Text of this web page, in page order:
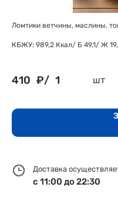
Ломтики ветчины, маслины,
КБЖУ: 989,2 Ккал/ Б 49,1/ Ж
410 ₽/ 1 шт
Доставка
с 11:00 до 22:30